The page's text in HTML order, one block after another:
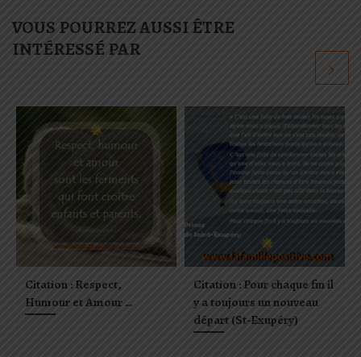
VOUS POURREZ AUSSI ÊTRE
INTÉRESSÉ PAR
Citation : Respect,
Humour et Amour …
Citation : Pour chaque fin il
y a toujours un nouveau
départ (St-Exupéry)